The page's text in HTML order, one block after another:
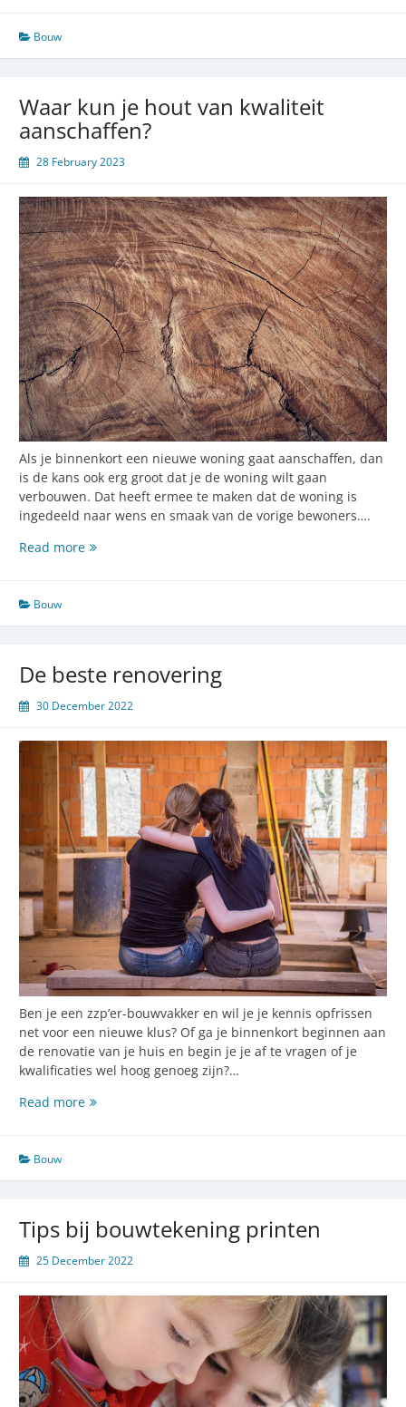
hoger
op
maat
staal
Bouw
Waar kun je hout van kwaliteit
aanschaffen?
28 February 2023
Als je binnenkort een nieuwe woning gaat aanschaffen, dan
is de kans ook erg groot dat je de woning wilt gaan
verbouwen. Dat heeft ermee te maken dat de woning is
ingedeeld naar wens en smaak van de vorige bewoners….
Read moreWaar
van
Bouw
De beste renovering
30 December 2022
Ben je een zzp’er-bouwvakker en wil je je kennis opfrissen
net voor een nieuwe klus? Of ga je binnenkort beginnen aan
de renovatie van je huis en begin je je af te vragen of je
kwalificaties wel hoog genoeg zijn?…
Read moreDe
Bouw
Tips bij bouwtekening printen
25 December 2022